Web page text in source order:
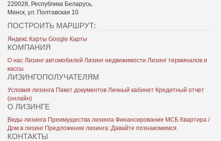
220028, Республика Беларусь,
Минск, ул. Полтавская 10
ПОСТРОИТЬ МАРШРУТ:
Яндекс Карты Google Карты
КОМПАНИЯ
О нас Лизинг автомобилей Лизинг недвижимости Лизинг терминалов и
кассы
ЛИЗИНГОПОЛУЧАТЕЛЯМ
Условия лизинга Пакет документов Личный кабинет Кредитный отчет
(онлайн)
О ЛИЗИНГЕ
Виды лизинга Преимущества лизинга Финансирование МСБ Квартира /
Дом в лизинг Предложение лизинга: Давайте познакомимся
КОНТАКТЫ